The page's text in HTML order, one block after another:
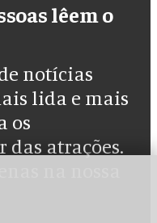
lêem o
notícias
lida e mais
os
das atrações.